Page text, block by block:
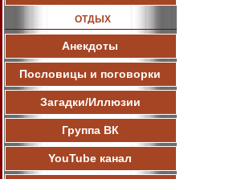
ОТДЫХ
Анекдоты
Пословицы и поговорки
Загадки/Иллюзии
Группа ВК
YouTube канал